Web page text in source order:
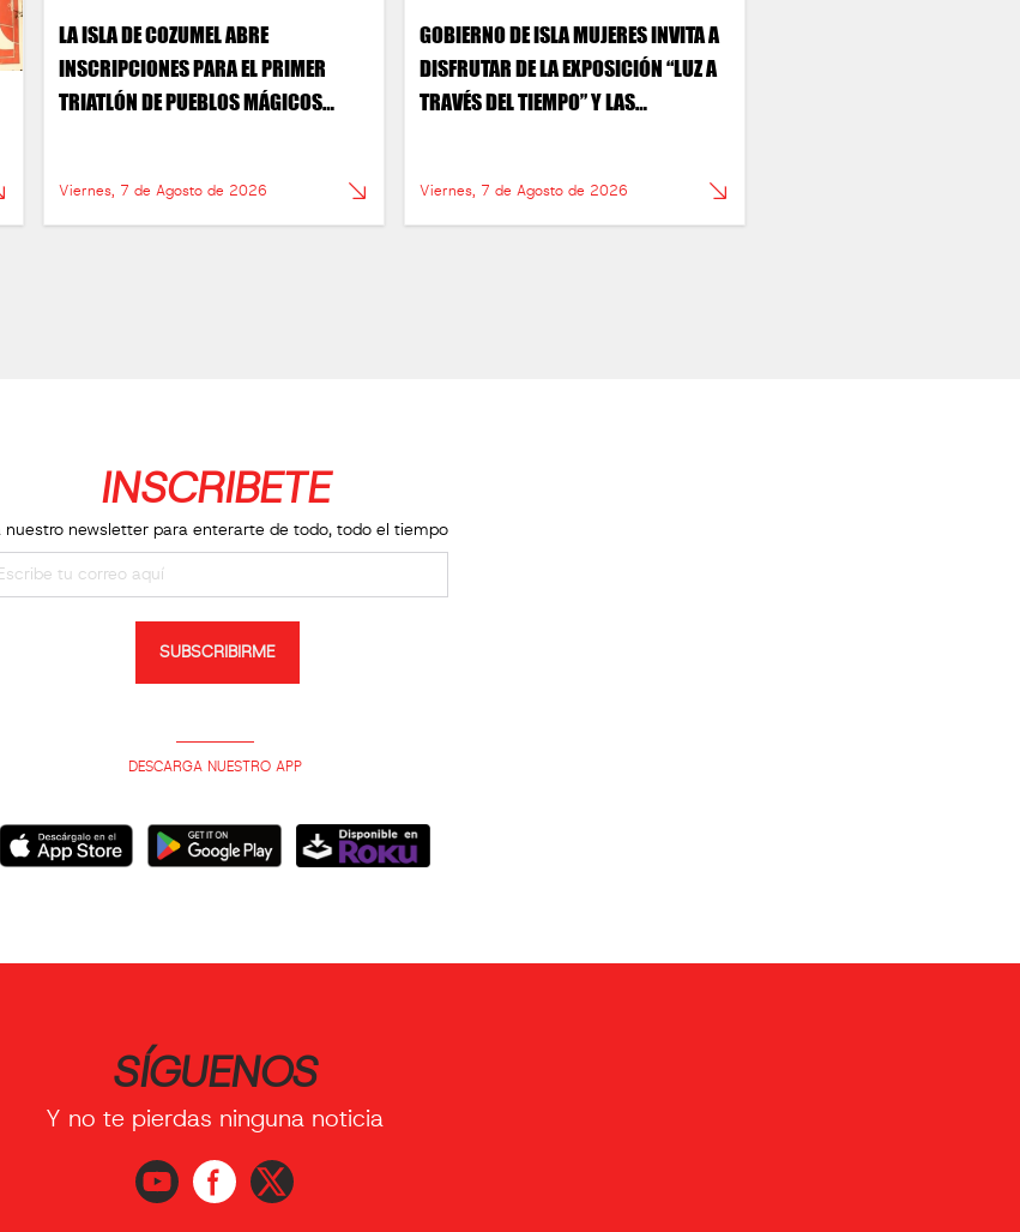
LA ISLA DE COZUMEL ABRE
INSCRIPCIONES PARA EL PRIMER
TRIATLÓN DE PUEBLOS MÁGICOS
Viernes, 7 de Agosto de 2026
GOBIERNO DE ISLA MUJERES INVITA A
DISFRUTAR DE LA EXPOSICIÓN “LUZ A
TRAVÉS DEL TIEMPO” Y LAS
Viernes, 7 de Agosto de 2026
INSCRIBETE
nuestro newsletter para enterarte de todo, todo el tiempo
SUBSCRIBIRME
DESCARGA NUESTRO APP
SÍGUENOS
Y no te pierdas ninguna noticia